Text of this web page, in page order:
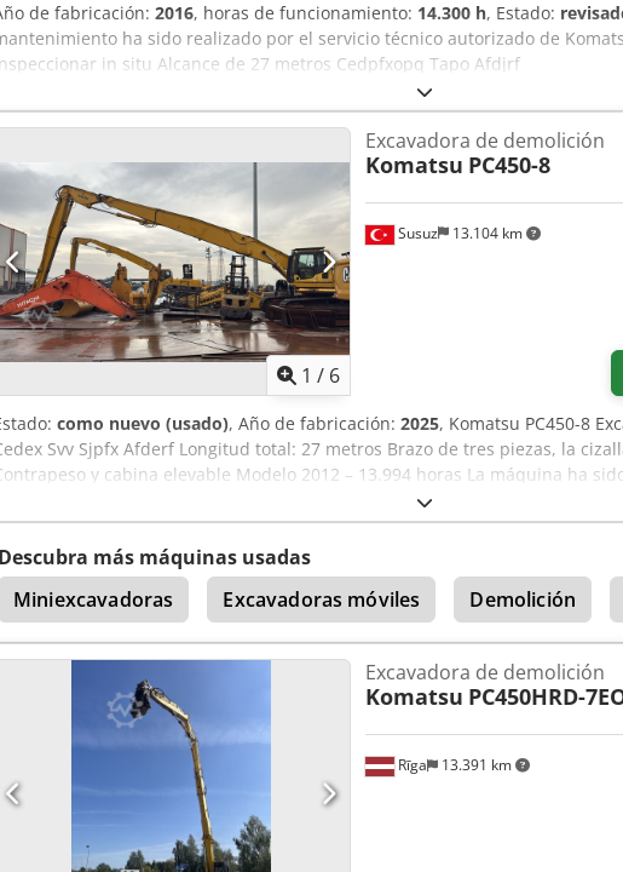
de fabricación: 2016, horas de funcionamiento: 14.300 h, Estado:
ha sido realizado por el servicio técnico autorizado de
in situ Alcance de 27 metros Cedpfxopq Tapo Afdjrf
1 / 6
Susuz 13.104 km
Excavadora de demolición
Komatsu PC450-8
como nuevo (usado), Año de fabricación: 2025, Komatsu PC450-8
Svv Sjpfx Afderf Longitud total: 27 metros Brazo de tres piezas, la
y cabina elevable Modelo 2012 – 13.994 horas La máquina ha
Descubra más máquinas usadas
Miniexcavadoras
Excavadoras móviles Demolición
Rīga 13.391 km
Excavadora de demolición
Komatsu PC450HRD-